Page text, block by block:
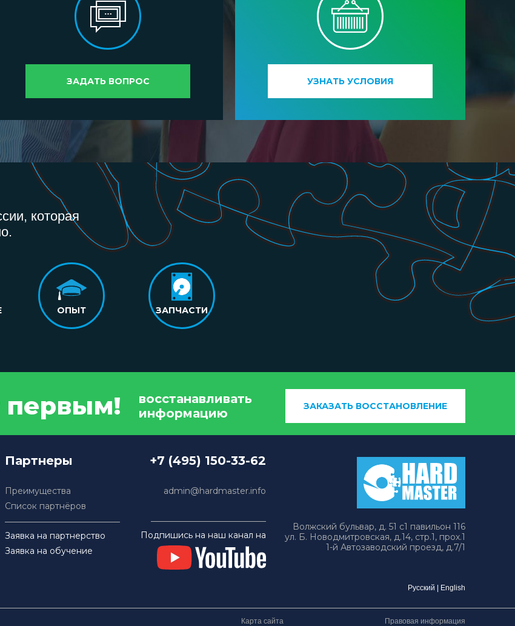
ЗАДАТЬ ВОПРОС УЗНАТЬ УСЛОВИЯ
которая
ОПЫТ ЗАПЧАСТИ
первым!
восстанавливать
информацию
ЗАКАЗАТЬ ВОССТАНОВЛЕНИЕ
Партнеры
Преимущества
Список партнёров
Заявка на партнерство
Заявка на обучение
+7 (495) 150-33-62
admin@hardmaster.info
Подпишись на наш канал на
Волжский бульвар, д. 51 с1 павильон 116
ул. Б. Новодмитровская, д.14, стр.1, прох.1
1-й Автозаводский проезд, д.7/1
Русский English
Карта сайта Правовая информация